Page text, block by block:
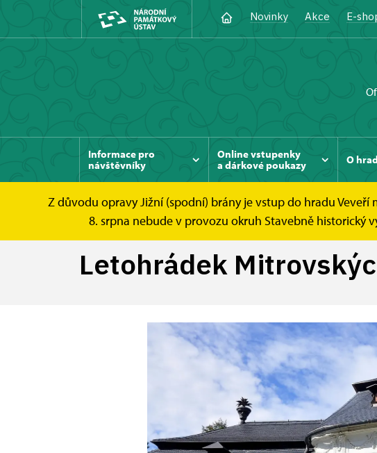
Novinky Akce E-
Informace pro
návštěvníky
Online vstupenky
a dárkové poukazy
O
Z důvodu opravy Jižní (spodní) brány je vstup do hradu
8. srpna nebude v provozu okruh Stavebně historický
Hrad Veveří Tipy na výlet Letohrádek Mitrovských v
Letohrádek